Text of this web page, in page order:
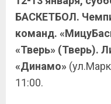
БАСКЕТБОЛ.
команд.
«Тверь» (Тверь).
«Динамо»
11:00.